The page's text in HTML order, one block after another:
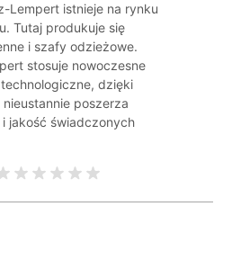
Lempert istnieje na rynku
Tutaj produkuje się
i szafy odzieżowe.
stosuje nowoczesne
dzięki
poszerza
jakość świadczonych